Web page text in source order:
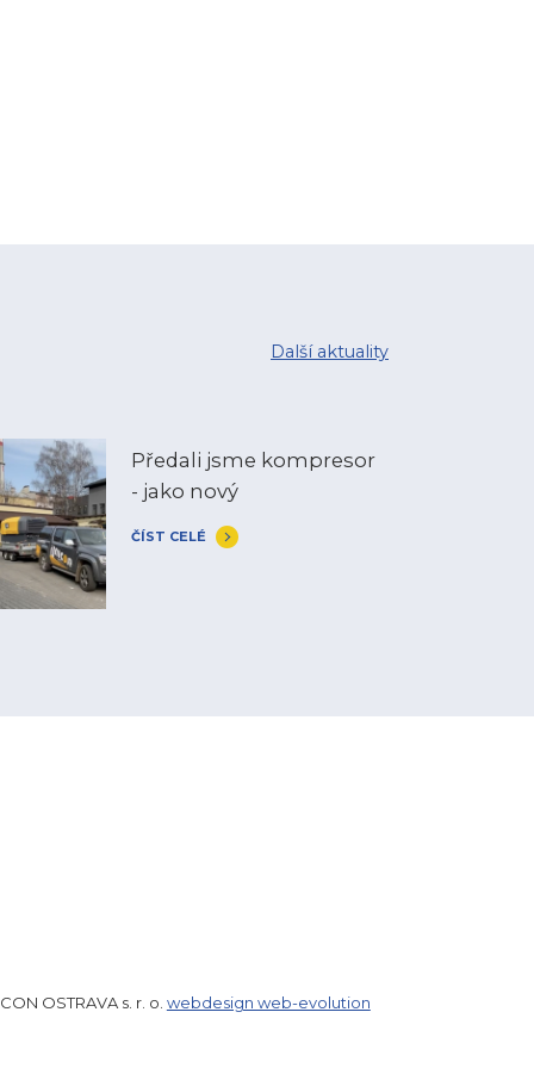
Další aktuality
Předali jsme kompresor
- jako nový
ČÍST CELÉ
OSTRAVA s. r. o. webdesign web-evolution